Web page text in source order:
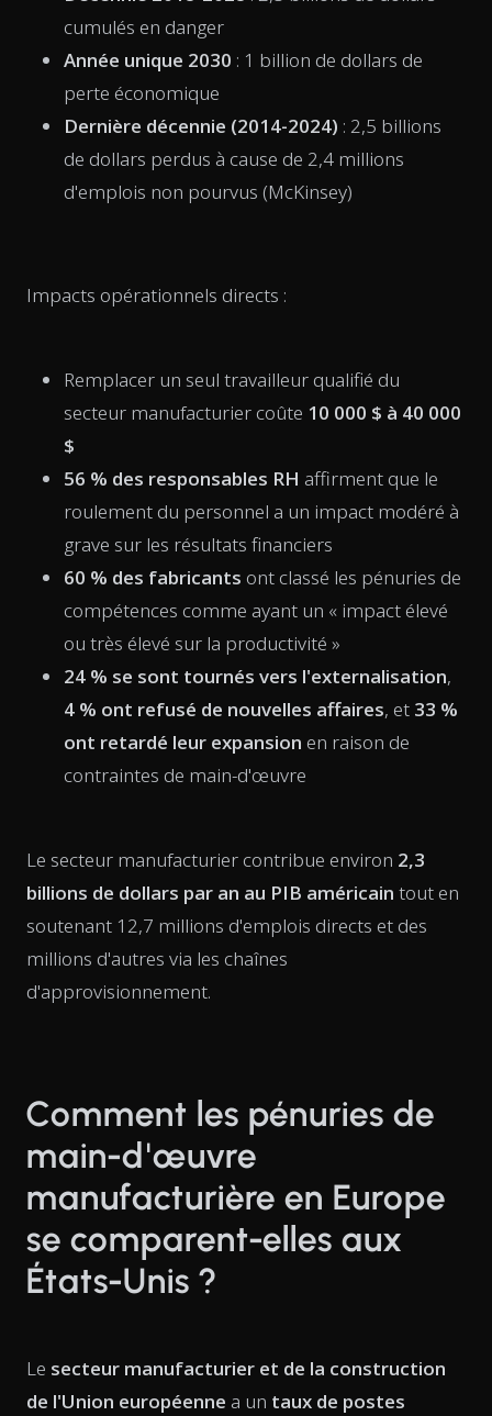
cumulés en danger
Année unique 2030 : 1 billion de dollars de
perte économique
Dernière décennie (2014-2024) : 2,5 billions
de dollars perdus à cause de 2,4 millions
d'emplois non pourvus (McKinsey)
Impacts opérationnels directs :
Remplacer un seul travailleur qualifié du
secteur manufacturier coûte 10 000 $ à 40 000
$
56 % des responsables RH affirment que le
roulement du personnel a un impact modéré à
grave sur les résultats financiers
60 % des fabricants ont classé les pénuries de
compétences comme ayant un « impact élevé
ou très élevé sur la productivité »
24 % se sont tournés vers l'externalisation,
4 % ont refusé de nouvelles affaires, et 33 %
ont retardé leur expansion en raison de
contraintes de main-d'œuvre
Le secteur manufacturier contribue environ 2,3
billions de dollars par an au PIB américain tout en
soutenant 12,7 millions d'emplois directs et des
millions d'autres via les chaînes
d'approvisionnement.
Comment les pénuries de
main-d'œuvre
manufacturière en Europe
se comparent-elles aux
États-Unis ?
Le secteur manufacturier et de la construction
de l'Union européenne a un taux de postes